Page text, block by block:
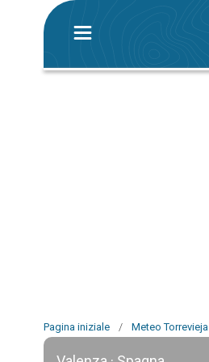
Pagina iniziale / Meteo Torrevieja